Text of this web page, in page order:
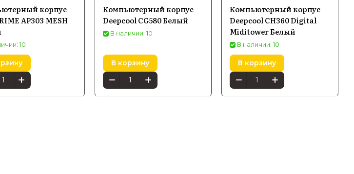
корпус
AP303 MESH
10
Компьютерный корпус
Deepcool CG580 Белый
В наличии: 10
В корзину
Компьютерный корпус
Deepcool CH360 Digital
Miditower Белый
В наличии: 10
В корзину